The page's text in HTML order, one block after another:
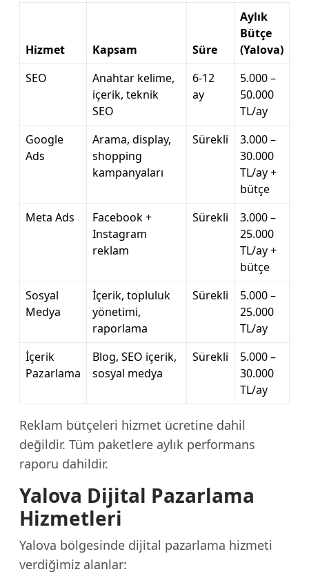
Hizmet Kapsam Süre
Aylık
Bütçe
(Yalova)
SEO
Anahtar kelime,
içerik, teknik
SEO
6-12
ay
5.000 –
50.000
TL/ay
Google
Ads
Arama, display,
shopping
kampanyaları
Sürekli
3.000 –
30.000
TL/ay +
bütçe
Meta Ads
Facebook +
Instagram
reklam
Sürekli
3.000 –
25.000
TL/ay +
bütçe
Sosyal
Medya
İçerik, topluluk
yönetimi,
raporlama
Sürekli
5.000 –
25.000
TL/ay
İçerik
Pazarlama
Blog, SEO içerik,
sosyal medya
Sürekli
5.000 –
30.000
TL/ay
Reklam bütçeleri hizmet ücretine dahil
değildir. Tüm paketlere aylık performans
raporu dahildir.
Yalova Dijital Pazarlama
Hizmetleri
Yalova bölgesinde dijital pazarlama hizmeti
verdiğimiz alanlar: